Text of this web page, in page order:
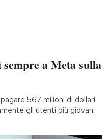
a Meta sulla
567 milioni di dollari
gli utenti più giovani